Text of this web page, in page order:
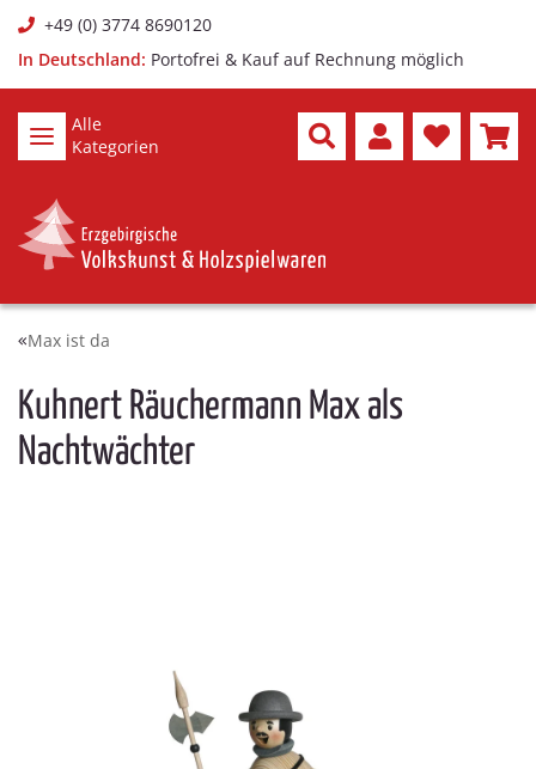
+49 (0) 3774 8690120
In Deutschland: Portofrei & Kauf auf Rechnung möglich
Alle
Kategorien
Max ist da
Kuhnert Räuchermann Max als
Nachtwächter